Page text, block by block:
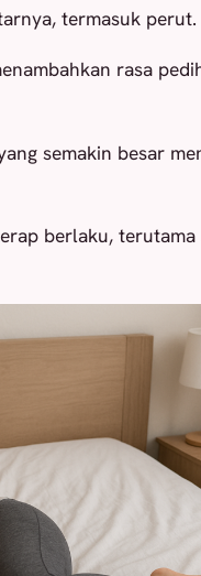
termasuk perut.
rasa
semakin besar
berlaku, terutama